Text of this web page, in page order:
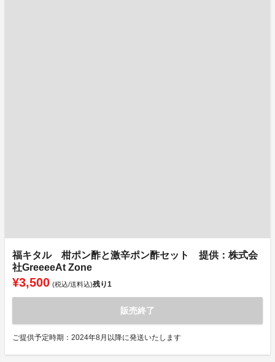
福キタル 柑ポン酢と激辛ポン酢セット 提供：株式会
社GreeeeAt Zone
¥3,500 (税込/送料込)残り1
販売終了
ご提供予定時期：2024年8月以降に発送いたします